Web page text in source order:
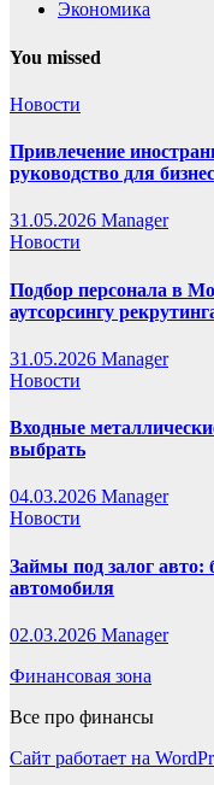
Экономика
You missed
Новости
Привлечение
руководство для
31.05.2026 Manager
Новости
Подбор персонала в
аутсорсингу
31.05.2026 Manager
Новости
Входные
выбрать
04.03.2026 Manager
Новости
Займы под залог авто:
автомобиля
02.03.2026 Manager
Финансовая зона
Все про финансы
Сайт работает на